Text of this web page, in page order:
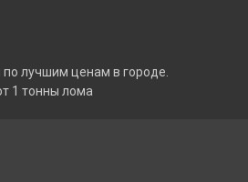
лучшим ценам в городе.
1 тонны лома